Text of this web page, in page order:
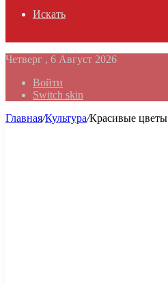
Искать
Четверг , 6 Август 2026
Войти
Switch skin
Главная/Культура/Красивые